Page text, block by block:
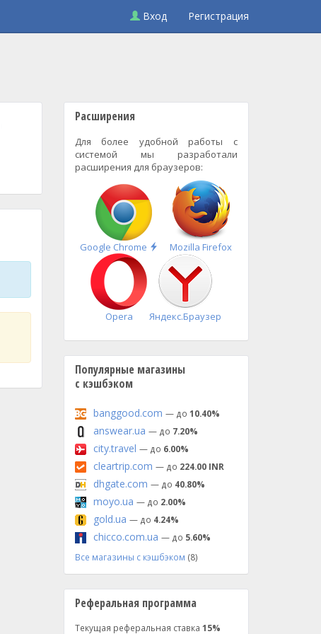
Вход Регистрация
Расширения
Для более удобной работы с
системой мы разработали
расширения для браузеров:
Google Chrome
Быстрая
установка
Mozilla Firefox
Opera Яндекс.Браузер
Популярные магазины
с кэшбэком
banggood.com — до 10.40%
answear.ua — до 7.20%
city.travel — до 6.00%
cleartrip.com — до 224.00 INR
dhgate.com — до 40.80%
moyo.ua — до 2.00%
gold.ua — до 4.24%
chicco.com.ua — до 5.60%
Все магазины с кэшбэком (8)
Реферальная программа
Текущая реферальная ставка 15%